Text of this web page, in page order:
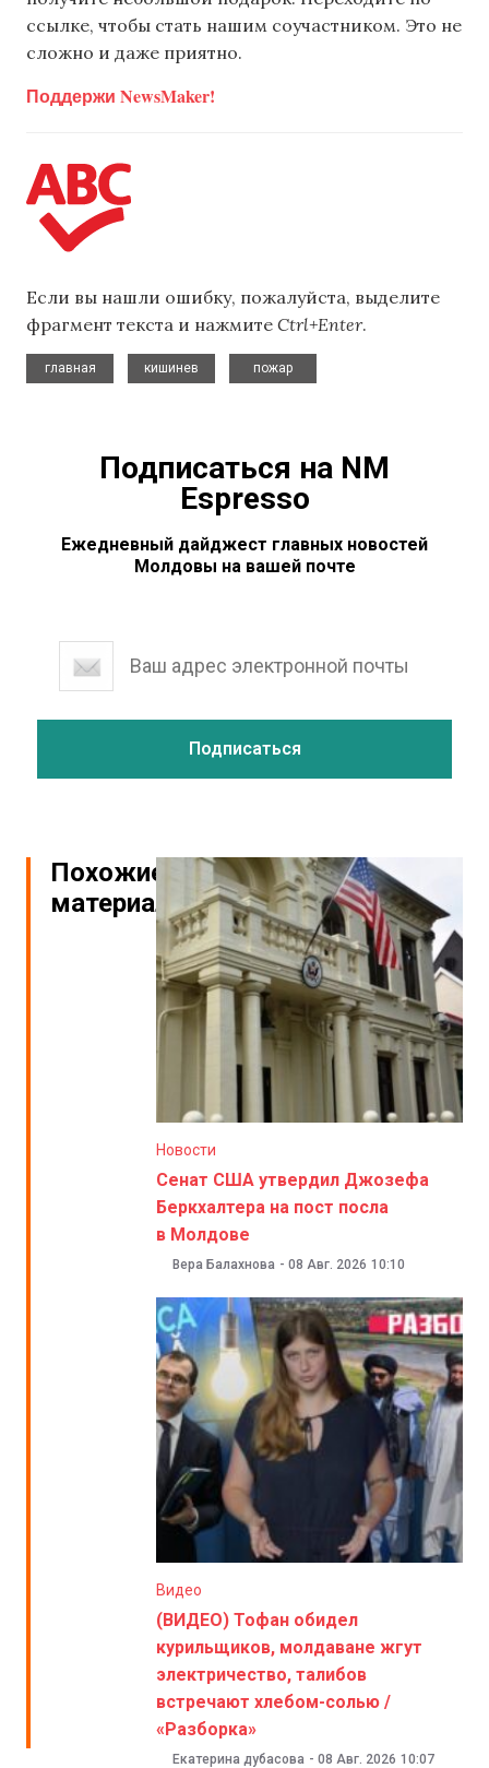
ссылке, чтобы стать нашим соучастником. Это не
сложно и даже приятно.
Поддержи NewsMaker!
Если вы нашли ошибку, пожалуйста, выделите
фрагмент текста и нажмите Ctrl+Enter.
главная
кишинев
пожар
Подписаться на NM
Espresso
Ежедневный дайджест главных новостей
Молдовы на вашей почте
Похожие
материалы
Новости
Сенат США утвердил Джозефа
Беркхалтера на пост посла
в Молдове
Вера Балахнова - 08 Авг. 2026 10:10
Видео
(ВИДЕО) Тофан обидел
курильщиков, молдаване жгут
электричество, талибов
встречают хлебом-солью /
«Разборка»
Екатерина дубасова - 08 Авг. 2026 10:07